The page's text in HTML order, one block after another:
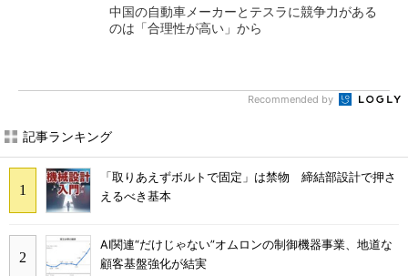
中国の自動車メーカーとテスラに競争力がある
のは「合理性が高い」から
Recommended by
記事ランキング
「取りあえずボルトで固定」は禁物 締結部設計で押さ
えるべき基本
AI関連“だけじゃない”オムロンの制御機器事業、地道な
顧客基盤強化が結実